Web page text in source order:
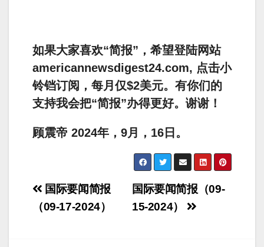
如果大家喜欢“简报”，希望登陆网站
americannewsdigest24.com, 点击小
铃铛订阅，每月仅$2美元。有你们的
支持我会把“简报”办得更好。谢谢！
顾震帝 2024年，9月，16日。
Post
navigation
国际要闻简报（09-
15-2024）
国际要闻简报
（09-17-2024）